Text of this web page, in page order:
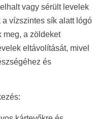
vagy sérült levelek
vízszintes sík alatt lógó
meg, a zöldeket
eltávolítását, mivel
és